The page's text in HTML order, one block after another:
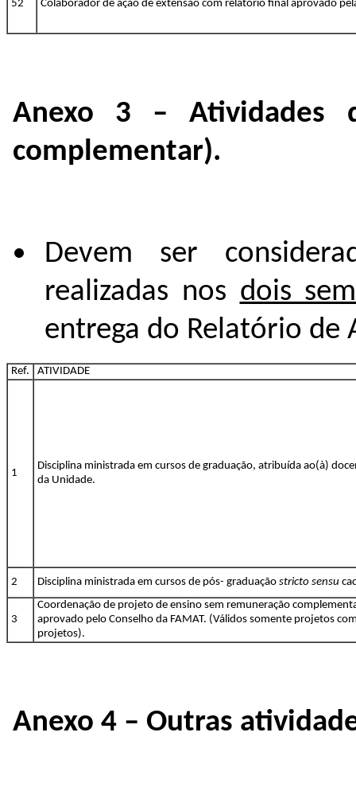
52 Colaborador de ação de extensão com relatório final aprovado
Anexo 3 – Atividades
complementar).
Devem ser
realizadas nos dois
entrega do Relatório de
Ref. ATIVIDADE
1
Disciplina ministrada em cursos de graduação, atribuída ao(à)
da Unidade.
2 Disciplina ministrada em cursos de pós- graduação stricto sensu
3
Coordenação de projeto de ensino sem remuneração
aprovado pelo Conselho da FAMAT. (Válidos somente projetos
projetos).
Anexo 4 – Outras